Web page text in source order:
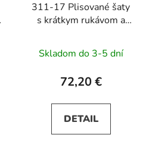
311-17 Plisované šaty
s krátkym rukávom a
modrá
Skladom do 3-5 dní
72,20 €
DETAIL